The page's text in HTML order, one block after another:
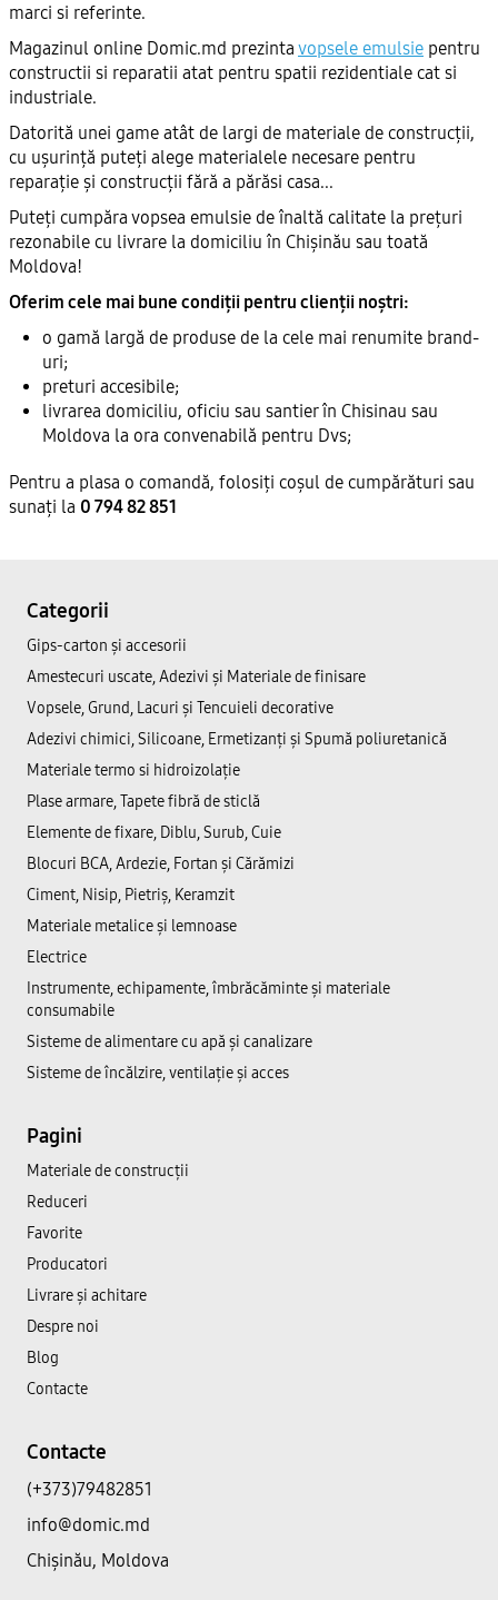
marci si referinte.
Magazinul online Domic.md prezinta vopsele emulsie pentru
constructii si reparatii atat pentru spatii rezidentiale cat si
industriale.
Datorită unei game atât de largi de materiale de construcții,
cu ușurință puteți alege materialele necesare pentru
reparație și construcții fără a părăsi casa...
Puteți cumpăra vopsea emulsie de înaltă calitate la prețuri
rezonabile cu livrare la domiciliu în Chișinău sau toată
Moldova!
Oferim cele mai bune condiții pentru clienții noștri:
o gamă largă de produse de la cele mai renumite brand-
uri;
preturi accesibile;
livrarea domiciliu, oficiu sau santier în Chisinau sau
Moldova la ora convenabilă pentru Dvs;
Pentru a plasa o comandă, folosiți coșul de cumpărături sau
sunați la 0 794 82 851
Categorii
Gips-carton și accesorii
Amestecuri uscate, Adezivi şi Materiale de finisare
Vopsele, Grund, Lacuri și Tencuieli decorative
Adezivi chimici, Silicoane, Ermetizanți și Spumă poliuretanică
Materiale termo si hidroizolație
Plase armare, Tapete fibră de sticlă
Elemente de fixare, Diblu, Surub, Cuie
Blocuri BCA, Ardezie, Fortan și Cărămizi
Ciment, Nisip, Pietriș, Keramzit
Materiale metalice și lemnoase
Electrice
Instrumente, echipamente, îmbrăcăminte și materiale
consumabile
Sisteme de alimentare cu apă și canalizare
Sisteme de încălzire, ventilație și acces
Pagini
Materiale de construcții
Reduceri
Favorite
Producatori
Livrare și achitare
Despre noi
Blog
Contacte
Contacte
(+373)79482851
info@domic.md
Chișinău, Moldova